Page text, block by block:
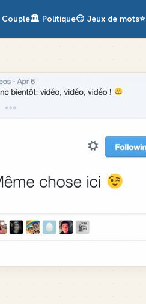
Couple🏛️ Politique😏 Jeux de mots⭐